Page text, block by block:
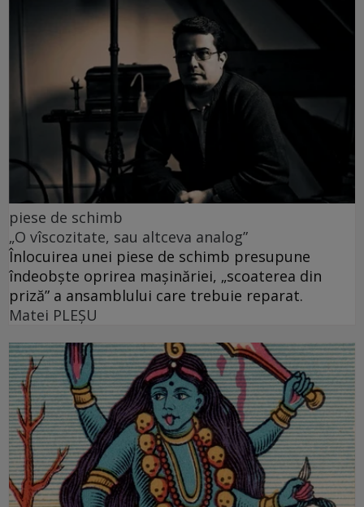
piese de schimb
„O vîscozitate, sau altceva analog”
Înlocuirea unei piese de schimb presupune
îndeobște oprirea mașinăriei, „scoaterea din
priză” a ansamblului care trebuie reparat.
Matei PLEŞU